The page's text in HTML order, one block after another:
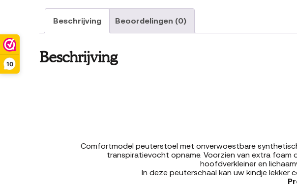
10
Beschrijving Beoordelingen (0)
Beschrijving
Comfortmodel peuterstoel met onverwoestbare
transpiratievocht opname. Voorzien van extra foam
hoofdverkleiner en
In deze peuterschaal kan uw kindje lekker